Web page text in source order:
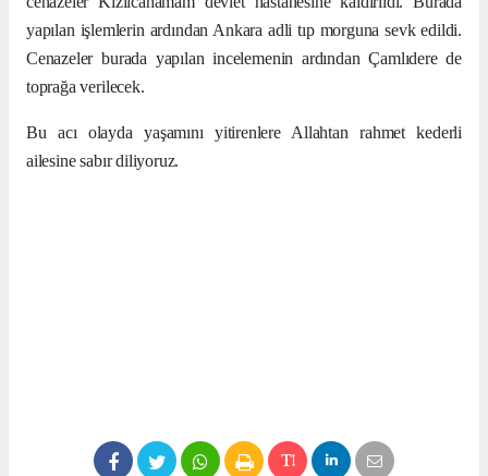
yapılan işlemlerin ardından Ankara adli tıp morguna sevk edildi.
Cenazeler burada yapılan incelemenin ardından Çamlıdere de
toprağa verilecek.
Bu acı olayda yaşamını yitirenlere Allahtan rahmet kederli
ailesine sabır diliyoruz.